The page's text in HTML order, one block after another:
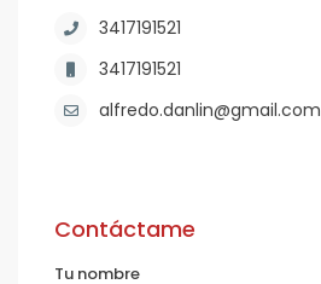
3417191521
3417191521
alfredo.danlin@gmail.com
Contáctame
Tu nombre